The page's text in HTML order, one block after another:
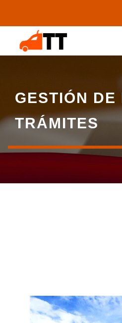
contenido
GESTIÓN DE
TRÁMITES